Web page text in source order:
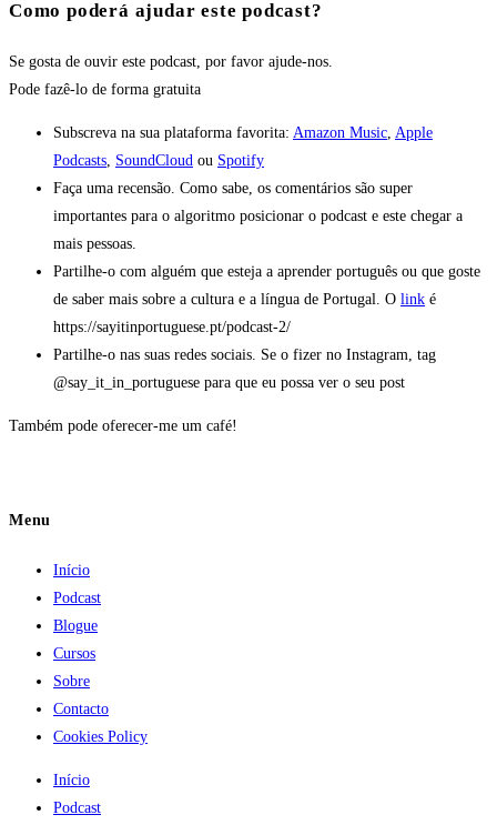
Como poderá ajudar este podcast?
Se gosta de ouvir este podcast, por favor ajude-nos.
Pode fazê-lo de forma gratuita
Subscreva na sua plataforma favorita: Amazon Music, Apple
Podcasts, SoundCloud ou Spotify
Faça uma recensão. Como sabe, os comentários são super
importantes para o algoritmo posicionar o podcast e este chegar a
mais pessoas.
Partilhe-o com alguém que esteja a aprender português ou que goste
de saber mais sobre a cultura e a língua de Portugal. O link é
https://sayitinportuguese.pt/podcast-2/
Partilhe-o nas suas redes sociais. Se o fizer no Instagram, tag
@say_it_in_portuguese para que eu possa ver o seu post
Também pode oferecer-me um café!
Menu
Início
Podcast
Blogue
Cursos
Sobre
Contacto
Cookies Policy
Início
Podcast